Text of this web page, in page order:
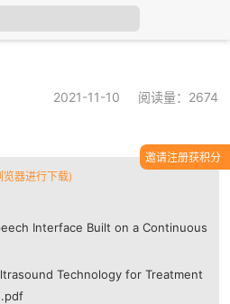
2021-11-10 阅读量：2674
器进行下载)
Interface Built on a Continuous
Technology for Treatment
邀请注册获积分